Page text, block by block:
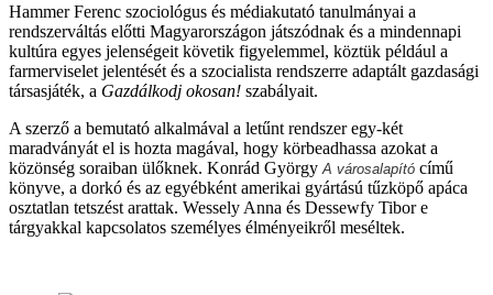
Hammer Ferenc szociológus és médiakutató tanulmányai a
rendszerváltás előtti Magyarországon játszódnak és a mindennapi
kultúra egyes jelenségeit követik figyelemmel, köztük például a
farmerviselet jelentését és a szocialista rendszerre adaptált gazdasági
társasjáték, a Gazdálkodj okosan! szabályait.
A szerző a bemutató alkalmával a letűnt rendszer egy-két
maradványát el is hozta magával, hogy körbeadhassa azokat a
közönség soraiban ülőknek. Konrád György A városalapító című
könyve, a dorkó és az egyébként amerikai gyártású tűzköpő apáca
osztatlan tetszést arattak. Wessely Anna és Dessewfy Tibor e
tárgyakkal kapcsolatos személyes élményeikről meséltek.